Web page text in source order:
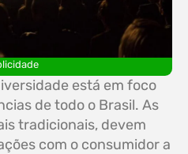
está em foco
de todo o Brasil. As
tradicionais, devem
com o consumidor a